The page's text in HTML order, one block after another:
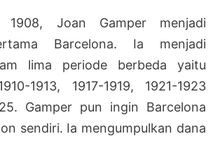
1908, Joan Gamper menjadi
Barcelona. Ia menjadi
lima periode berbeda yaitu
1913, 1917-1919, 1921-1923
Gamper pun ingin Barcelona
sendiri. Ia mengumpulkan dana